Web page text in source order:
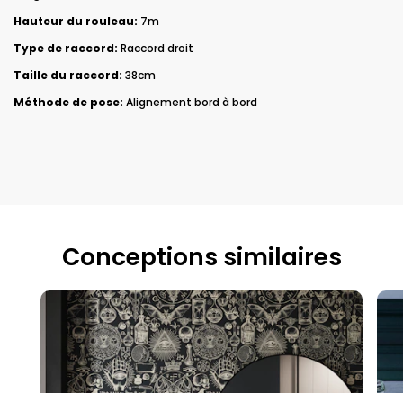
Hauteur du rouleau: 7m
Type de raccord: Raccord droit
Taille du raccord: 38cm
Méthode de pose: Alignement bord à bord
Conceptions similaires